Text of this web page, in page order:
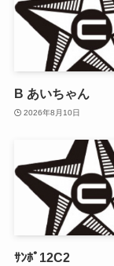
B あいちゃん
2026年8月10日
ｻﾝﾎﾟ12C2